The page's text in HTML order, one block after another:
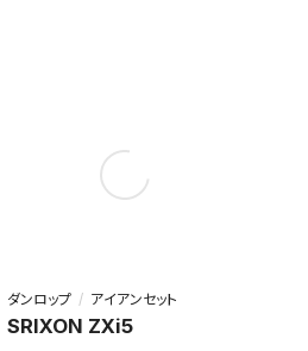
ダンロップ アイアンセット
SRIXON ZXi5